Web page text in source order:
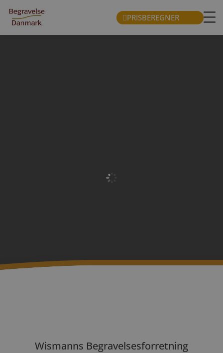
PRISBEREGNER
Wismanns Begravelsesforretning